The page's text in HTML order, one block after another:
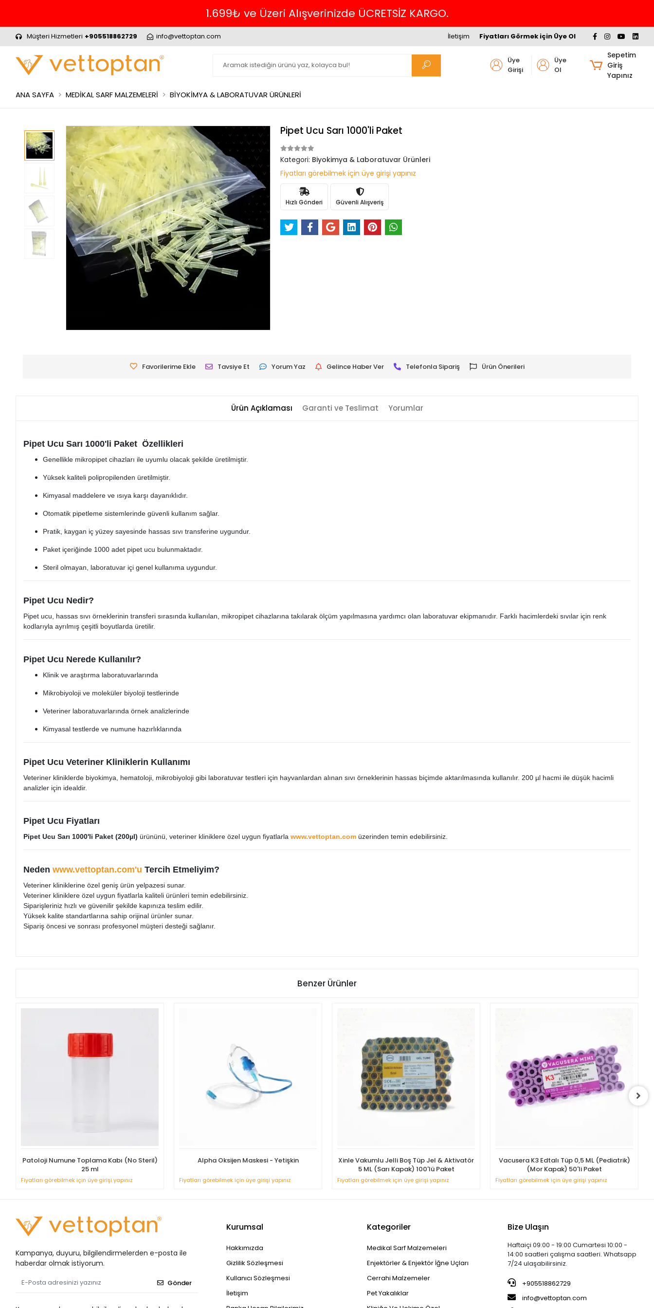
1.699₺ ve Üzeri Alışverinizde ÜCRETSİZ KARGO.
Müşteri Hizmetleri +905518862729 info@vettoptan.com Fiyatları Görmek için Üye Ol
İletişim
Üye
Girişi
Üye
Ol
Sepetim
Giriş
Yapınız
ANA SAYFA MEDİKAL SARF MALZEMELERİ BİYOKİMYA & LABORATUVAR ÜRÜNLERİ
Pipet Ucu Sarı 1000'li Paket
Kategori: Biyokimya & Laboratuvar Ürünleri
Fiyatları görebilmek için üye girişi yapınız
Hızlı Gönderi Güvenli Alışveriş
Favorilerime Ekle Tavsiye Et Yorum Yaz Gelince Haber Ver Telefonla Sipariş Ürün Önerileri
Ürün Açıklaması Garanti ve Teslimat Yorumlar
Pipet Ucu Sarı 1000'li Paket Özellikleri
Genellikle mikropipet cihazları ile uyumlu olacak şekilde üretilmiştir.
Yüksek kaliteli polipropilenden üretilmiştir.
Kimyasal maddelere ve ısıya karşı dayanıklıdır.
Otomatik pipetleme sistemlerinde güvenli kullanım sağlar.
Pratik, kaygan iç yüzey sayesinde hassas sıvı transferine uygundur.
Paket içeriğinde 1000 adet pipet ucu bulunmaktadır.
Steril olmayan, laboratuvar içi genel kullanıma uygundur.
Pipet Ucu Nedir?
Pipet ucu, hassas sıvı örneklerinin transferi sırasında kullanılan, mikropipet cihazlarına takılarak ölçüm yapılmasına yardımcı olan laboratuvar ekipmanıdır. Farklı hacimlerdeki sıvılar için renk
kodlarıyla ayrılmış çeşitli boyutlarda üretilir.
Pipet Ucu Nerede Kullanılır?
Klinik ve araştırma laboratuvarlarında
Mikrobiyoloji ve moleküler biyoloji testlerinde
Veteriner laboratuvarlarında örnek analizlerinde
Kimyasal testlerde ve numune hazırlıklarında
Pipet Ucu Veteriner Kliniklerin Kullanımı
Veteriner kliniklerde biyokimya, hematoloji, mikrobiyoloji gibi laboratuvar testleri için hayvanlardan alınan sıvı örneklerinin hassas biçimde aktarılmasında kullanılır. 200 µl hacmi ile düşük hacimli
analizler için idealdir.
Pipet Ucu Fiyatları
Pipet Ucu Sarı 1000'li Paket (200µl) ürününü, veteriner kliniklere özel uygun fiyatlarla www.vettoptan.com üzerinden temin edebilirsiniz.
Neden www.vettoptan.com'u Tercih Etmeliyim?
Veteriner kliniklerine özel geniş ürün yelpazesi sunar.
Veteriner kliniklere özel uygun fiyatlarla kaliteli ürünleri temin edebilirsiniz.
Siparişleriniz hızlı ve güvenilir şekilde kapınıza teslim edilir.
Yüksek kalite standartlarına sahip orijinal ürünler sunar.
Sipariş öncesi ve sonrası profesyonel müşteri desteği sağlanır.
Benzer Ürünler
Patoloji Numune Toplama Kabı (No Steril)
25 ml
Fiyatları görebilmek için üye girişi yapınız
Alpha Oksijen Maskesi - Yetişkin
Fiyatları görebilmek için üye girişi yapınız
Xinle Vakumlu Jelli Boş Tüp Jel & Aktivatör
5 ML (Sarı Kapak) 100'lü Paket
Fiyatları görebilmek için üye girişi yapınız
Vacusera K3 Edtalı Tüp 0,5 ML (Pediatrik)
(Mor Kapak) 50'li Paket
Fiyatları görebilmek için üye girişi yapınız
Kampanya, duyuru, bilgilendirmelerden e-posta ile
haberdar olmak istiyorum.
Gönder
Kurumsal
Hakkımızda
Gizlilik Sözleşmesi
Kullanıcı Sözleşmesi
İletişim
Kategoriler
Medikal Sarf Malzemeleri
Enjektörler & Enjektör İğne Uçları
Cerrahi Malzemeler
Pet Yakalıklar
Bize Ulaşın
Haftaiçi 09:00 - 19:00 Cumartesi 10:00 -
14:00 saatleri çalışma saatleri. Whatsapp
7/24 ulaşabilirsiniz.
+905518862729
info@vettoptan.com